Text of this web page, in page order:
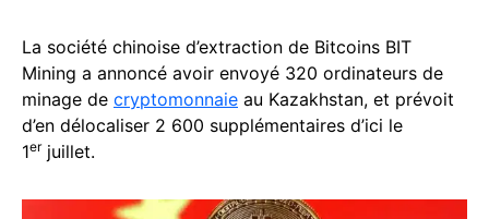
La société chinoise d’extraction de Bitcoins BIT
Mining a annoncé avoir envoyé 320 ordinateurs de
minage de cryptomonnaie au Kazakhstan, et prévoit
d’en délocaliser 2 600 supplémentaires d’ici le
1erjuillet.